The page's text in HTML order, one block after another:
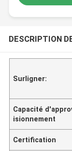
DESCRIPTION
Surligner:
Capacité
isionnement
Certification